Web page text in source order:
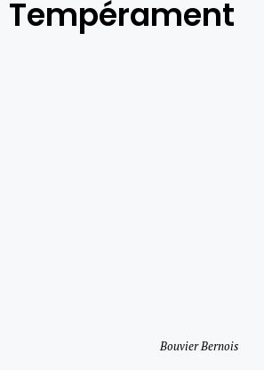
Tempérament
Bouvier Bernois